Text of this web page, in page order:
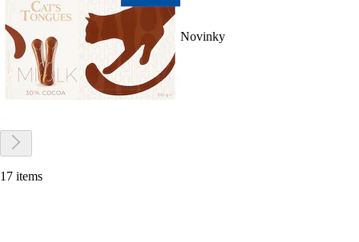
Novinky
17 items